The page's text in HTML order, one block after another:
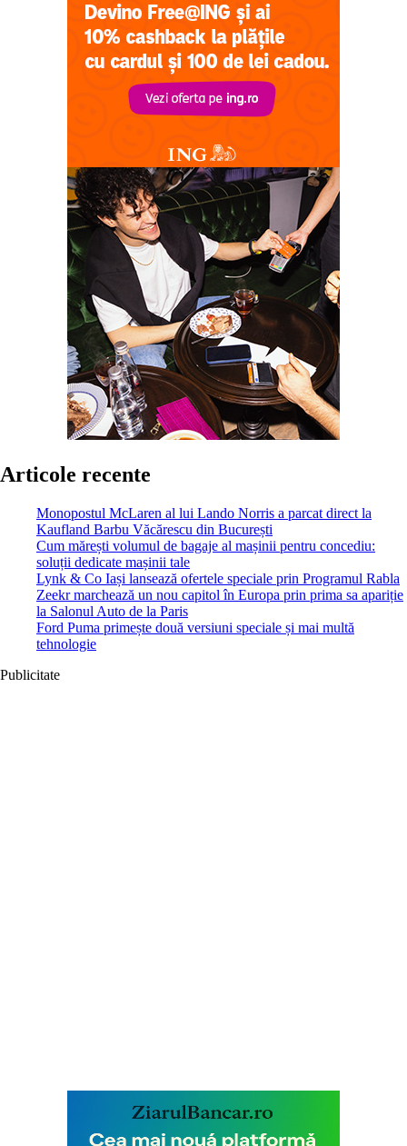
Articole recente
Monopostul McLaren al lui Lando Norris a parcat direct la
Kaufland Barbu Văcărescu din București
Cum mărești volumul de bagaje al mașinii pentru concediu:
soluții dedicate mașinii tale
Lynk & Co Iași lansează ofertele speciale prin Programul Rabla
Zeekr marchează un nou capitol în Europa prin prima sa apariție
la Salonul Auto de la Paris
Ford Puma primește două versiuni speciale și mai multă
tehnologie
Publicitate